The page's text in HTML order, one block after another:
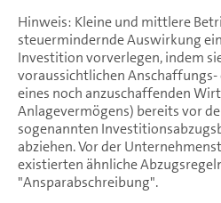
Hinweis: Kleine und mittlere
steuermindernde Auswirkung
Investition vorverlegen, indem
voraussichtlichen
eines noch anzuschaffenden
Anlagevermögens) bereits vor
sogenannten
abziehen. Vor der
existierten ähnliche
"Ansparabschreibung".